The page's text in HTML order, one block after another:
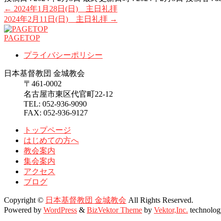
← 2024年1月28日(日) 主日礼拝
2024年2月11日(日) 主日礼拝 →
PAGETOP
プライバシーポリシー
日本基督教団 金城教会
〒461-0002
名古屋市東区代官町22-12
TEL: 052-936-9090
FAX: 052-936-9127
トップページ
はじめての方へ
教会案内
集会案内
アクセス
ブログ
Copyright © 日本基督教団 金城教会 All Rights Reserved.
Powered by WordPress & BizVektor Theme by Vektor,Inc.